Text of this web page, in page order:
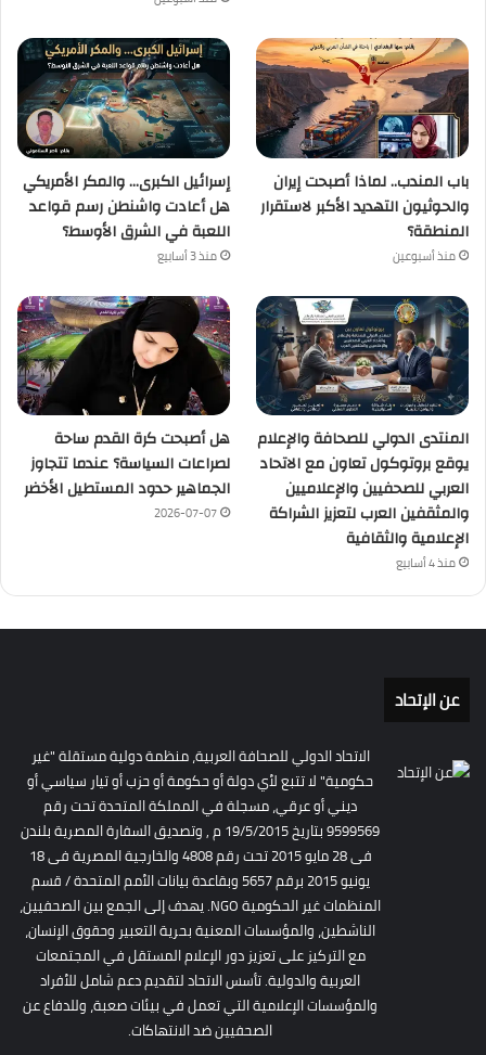
باب المندب.. لماذا أصبحت إيران
والحوثيون التهديد الأكبر لاستقرار
المنطقة؟
منذ أسبوعين
إسرائيل الكبرى… والمكر الأمريكي
هل أعادت واشنطن رسم قواعد
اللعبة في الشرق الأوسط؟
منذ 3 أسابيع
المنتدى الدولي للصحافة والإعلام
يوقع بروتوكول تعاون مع الاتحاد
العربي للصحفيين والإعلاميين
والمثقفين العرب لتعزيز الشراكة
الإعلامية والثقافية
منذ 4 أسابيع
هل أصبحت كرة القدم ساحة
لصراعات السياسة؟ عندما تتجاوز
الجماهير حدود المستطيل الأخضر
2026-07-07
عن الإتحاد
الاتحاد الدولي للصحافة العربية، منظمة دولية مستقلة "غير
حكومية" لا تتبع لأي دولة أو حكومة أو حزب أو تيار سياسي أو
ديني أو عرقي، مسجلة في المملكة المتحدة تحت رقم
9599569 بتاريخ 19/5/2015 م , وتصديق السفارة المصرية بلندن
فى 28 مايو 2015 تحت رقم 4808 والخارجية المصرية فى 18
يونيو 2015 برقم 5657 وبقاعدة بيانات الأمم المتحدة / قسم
المنظمات غير الحكومية NGO. يهدف إلى الجمع بين الصحفيين،
الناشطين، والمؤسسات المعنية بحرية التعبير وحقوق الإنسان،
مع التركيز على تعزيز دور الإعلام المستقل في المجتمعات
العربية والدولية. تأسس الاتحاد لتقديم دعم شامل للأفراد
والمؤسسات الإعلامية التي تعمل في بيئات صعبة، وللدفاع عن
الصحفيين ضد الانتهاكات.